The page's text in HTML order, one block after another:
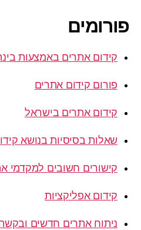
פורומים
קידום אתרים באמצעות
פורום קידום אתרים
קידום אתרים בישראל
שאלות בסיסיות בנושא
קישורים חשובים למקדמי
קידום אפליקציות
ניתוח אתרים חדשים